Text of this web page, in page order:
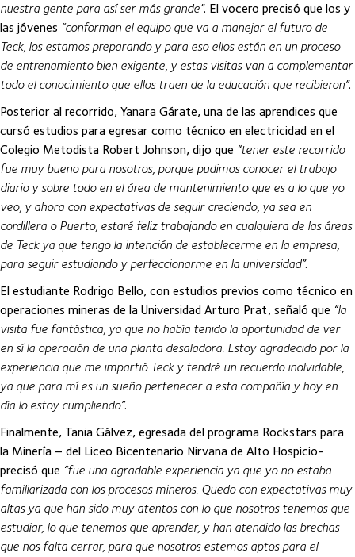
nuestra gente para así ser más grande”. El vocero precisó que los y
las jóvenes “conforman el equipo que va a manejar el futuro de
Teck, los estamos preparando y para eso ellos están en un proceso
de entrenamiento bien exigente, y estas visitas van a complementar
todo el conocimiento que ellos traen de la educación que recibieron”.
Posterior al recorrido, Yanara Gárate, una de las aprendices que
cursó estudios para egresar como técnico en electricidad en el
Colegio Metodista Robert Johnson, dijo que “tener este recorrido
fue muy bueno para nosotros, porque pudimos conocer el trabajo
diario y sobre todo en el área de mantenimiento que es a lo que yo
veo, y ahora con expectativas de seguir creciendo, ya sea en
cordillera o Puerto, estaré feliz trabajando en cualquiera de las áreas
de Teck ya que tengo la intención de establecerme en la empresa,
para seguir estudiando y perfeccionarme en la universidad”.
El estudiante Rodrigo Bello, con estudios previos como técnico en
operaciones mineras de la Universidad Arturo Prat, señaló que “la
visita fue fantástica, ya que no había tenido la oportunidad de ver
en sí la operación de una planta desaladora. Estoy agradecido por la
experiencia que me impartió Teck y tendré un recuerdo inolvidable,
ya que para mí es un sueño pertenecer a esta compañía y hoy en
día lo estoy cumpliendo”.
Finalmente, Tania Gálvez, egresada del programa Rockstars para
la Minería – del Liceo Bicentenario Nirvana de Alto Hospicio-
precisó que “fue una agradable experiencia ya que yo no estaba
familiarizada con los procesos mineros. Quedo con expectativas muy
altas ya que han sido muy atentos con lo que nosotros tenemos que
estudiar, lo que tenemos que aprender, y han atendido las brechas
que nos falta cerrar, para que nosotros estemos aptos para el